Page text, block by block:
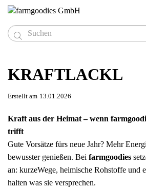
Naturreine Speiseöle
BIO Leindotteröl
BIO Sonnenblumenöl
BIO Kürbiskernöl
Mohnöl
BIO Sonnenblumenkerne
BIO Hanfsamen Geschält
BIO Buchweizen
BIO Kürbiskerne
Blaumohn
Süßer BIO Senf
BIO Senf Kavi-ah!
Außergewöhnliche Essige
Mühlviertler Superfood
BIO Protein-Mix
BIO Gerstengraspulver
BIO Weizengraspulver
Hofeigenes Getreide
BIO Dinkel
BIO Mehl Dinkel
BIO Roggen
Eiweißreiche Hülsenfrüchte
BIO Berglinsen
Richtig gute Geschenke
Firmengeschenke
Goody-Book
Menschen
Die Bauern
Deshalb
Mühlviertler Bio-Lein
Aktiver Klimaschutz
Auszeichnungen
Testimonials
Qualität
Sparer kaufen größere Gebinde
Online-Shop
Händler finden
Einblicke
Blog
Rezepte
Kleine Warenkunde
Videos

KRAFTLACKL
Erstellt am 13.01.2026
Kraft aus der Heimat – wenn
trifft
Gute Vorsätze fürs neue Jahr? Mehr
bewusster genießen. Bei farmgoodies
an: kurzeWege, heimische Rohstoffe und
halten was sie versprechen.